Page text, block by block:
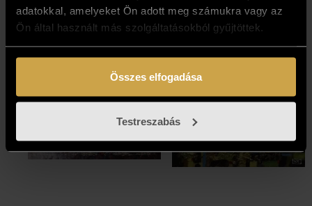
adatokkal, amelyeket Ön adott meg számukra vagy az
Ön által használt más szolgáltatásokból gyűjtöttek.
Összes elfogadása
Testreszabás